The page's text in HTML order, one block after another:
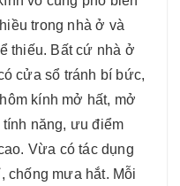
trong nhà ở và
thiếu. Bất cứ nhà ở
cửa sổ tránh bí bức,
kính mở hất, mở
năng, ưu điểm
Vừa có tác dụng
chống mưa hắt. Mỗi